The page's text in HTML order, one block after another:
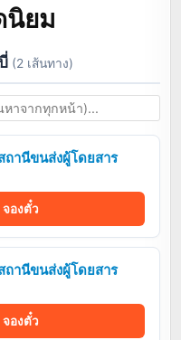
นิยม
(2 เส้นทาง)
ถานีขนส่งผู้โดยสาร
จองตั๋ว
ถานีขนส่งผู้โดยสาร
จองตั๋ว